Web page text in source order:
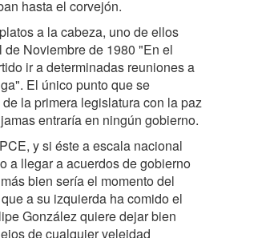
hasta el corvejón.
a la cabeza, uno de ellos
Noviembre de 1980 "En el
ir a determinadas reuniones a
El único punto que se
la primera legislatura con la paz
entraría en ningún gobierno.
y si éste a escala nacional
a llegar a acuerdos de gobierno
bien sería el momento del
a su izquierda ha comido el
González quiere dejar bien
de cualquier veleidad